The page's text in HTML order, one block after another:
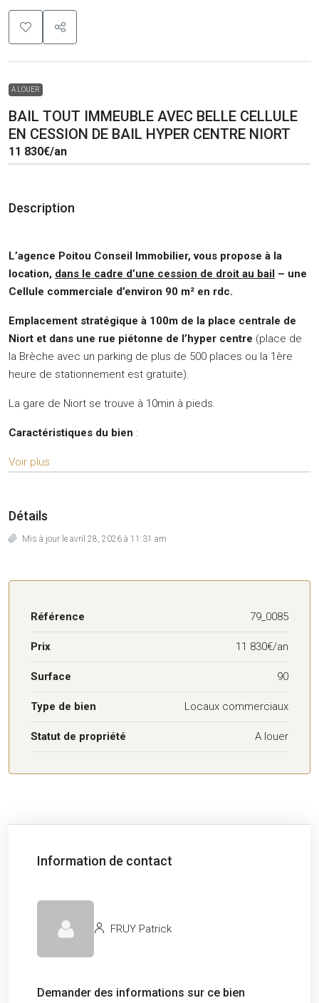
A LOUER
BAIL TOUT IMMEUBLE AVEC BELLE CELLULE
EN CESSION DE BAIL HYPER CENTRE NIORT
11 830€/an
Description
L’agence Poitou Conseil Immobilier, vous propose à la
location, dans le cadre d’une cession de droit au bail – une
Cellule commerciale d’environ 90 m² en rdc.
Emplacement stratégique à 100m de la place centrale de
Niort et dans une rue piétonne de l’hyper centre (place de
la Brèche avec un parking de plus de 500 places ou la 1ère
heure de stationnement est gratuite).
La gare de Niort se trouve à 10min à pieds.
Caractéristiques du bien :
Voir plus
Détails
Mis à jour le avril 28, 2026 à 11:31 am
Référence 79_0085
Prix 11 830€/an
Surface 90
Type de bien Locaux commerciaux
Statut de propriété A louer
Information de contact
FRUY Patrick
Demander des informations sur ce bien